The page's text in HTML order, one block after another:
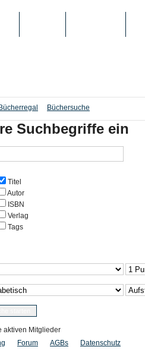
Bücherregal Büchersuche
Suchbegriffe ein
Titel
Autor
ISBN
Verlag
Tags
aktiven Mitglieder
Forum AGBs Datenschutz